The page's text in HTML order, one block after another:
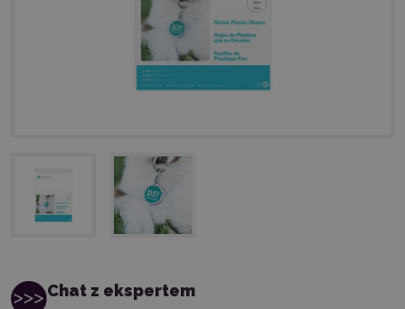
Chat z ekspertem